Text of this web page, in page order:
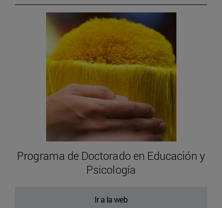
Programa de Doctorado en Educación y
Psicología
Ir a la web